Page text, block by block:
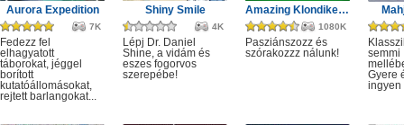
Aurora Expedition
7K
Fedezz fel
elhagyatott
táborokat, jéggel
borított
kutatóállomásokat,
rejtett barlangokat...
Shiny Smile
4K
Lépj Dr. Daniel
Shine, a vidám és
eszes fogorvos
szerepébe!
Amazing Klondike Solitaire
1080K
Pasziánszozz és
szórakozzz nálunk!
semmi
Gyere
ingyen